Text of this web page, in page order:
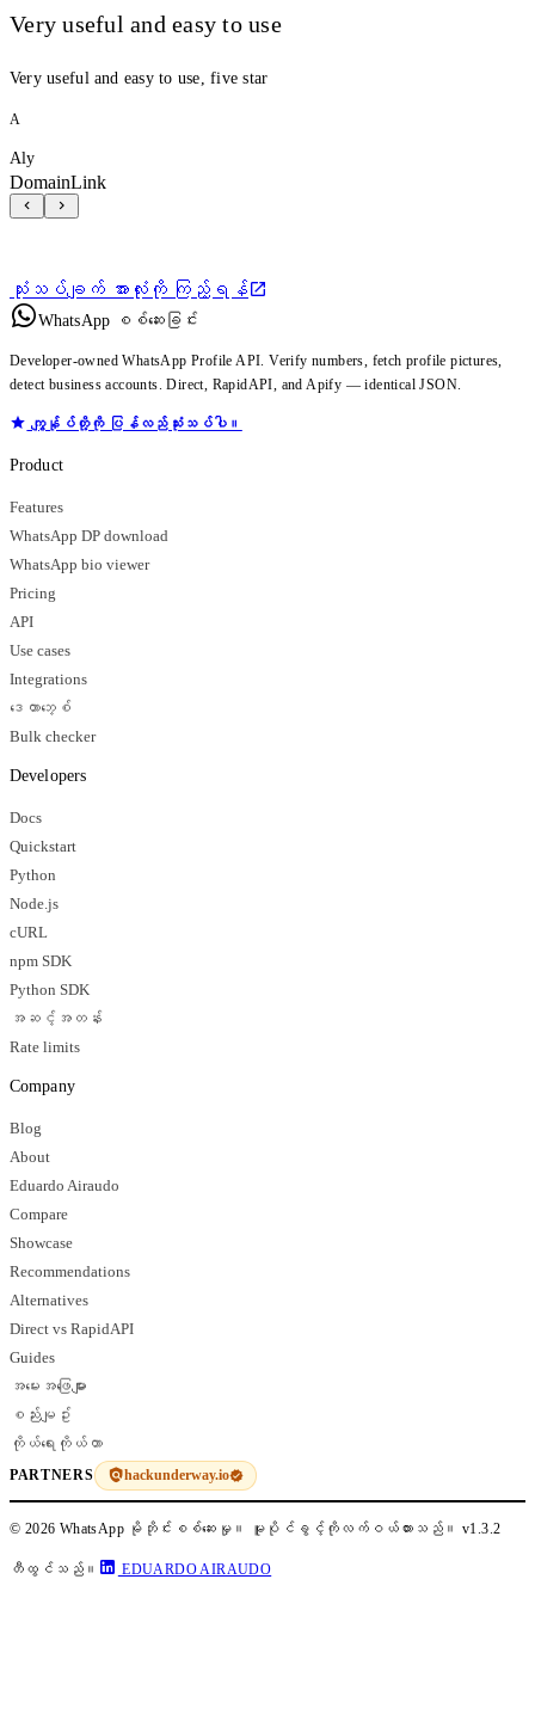
Very useful and easy to use
Very useful and easy to use, five star
A
Aly
DomainLink
သုံးသပ်ချက် အားလုံးကို ကြည့်ရန်
WhatsApp စစ်ဆေးခြင်း
Developer-owned WhatsApp Profile API. Verify numbers, fetch profile pictures,
detect business accounts. Direct, RapidAPI, and Apify — identical JSON.
ကျွန်ုပ်တို့ကို ပြန်လည်သုံးသပ်ပါ။
Product
Features
WhatsApp DP download
WhatsApp bio viewer
Pricing
API
Use cases
Integrations
ဒေတာဘေ့စ်
Bulk checker
Developers
Docs
Quickstart
Python
Node.js
cURL
npm SDK
Python SDK
အဆင့်အတန်း
Rate limits
Company
Blog
About
Eduardo Airaudo
Compare
Showcase
Recommendations
Alternatives
Direct vs RapidAPI
Guides
အမေးအဖြေများ
စည်းမျဥ်း
ကိုယ်ရေးကိုယ်တာ
PARTNERS hackunderway.io
© 2026 WhatsApp မိုဘိုင်းစစ်ဆေးမှု။ မူပိုင်ခွင့်ကိုလက်ဝယ်ထားသည်။ v1.3.2
တီထွင်သည်။ EDUARDO AIRAUDO